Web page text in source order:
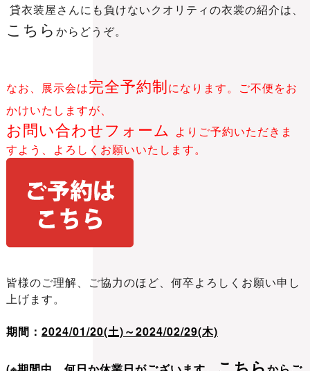
貸衣装屋さんにも負けないクオリティの衣裳の紹介は、
こちら からどうぞ。
なお、展示会は完全予約制になります。 ご不便をお
かけいたしますが、
お問い合わせフォーム よりご予約いただきま
すよう、よろしくお願いいたします。
皆様のご理解、ご協力のほど、何卒よろしくお願い申し
上げます。
期間： 2024/01/20(土)～2024/02/29(木)